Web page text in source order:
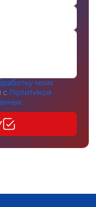
моих
с Политикой